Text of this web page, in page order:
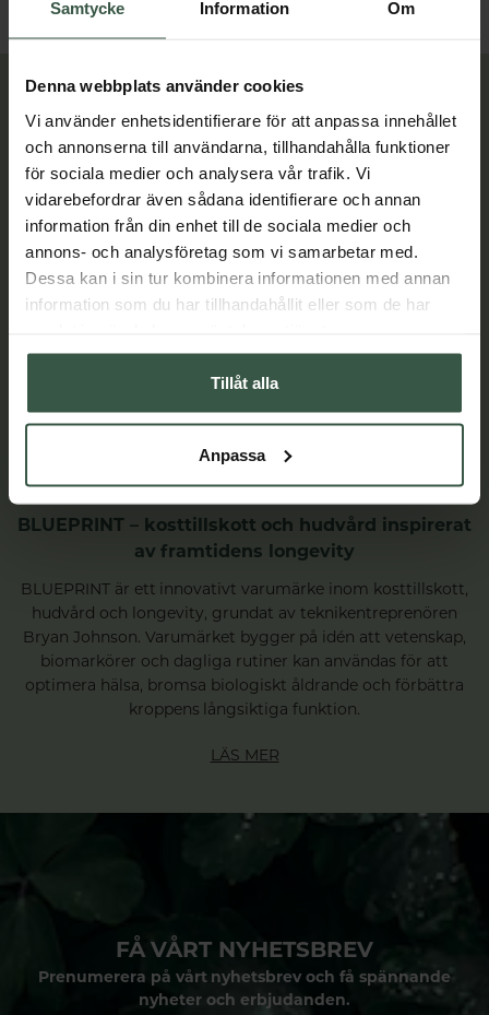
Samtycke Information Om
Denna webbplats använder cookies
Vi använder enhetsidentifierare för att anpassa innehållet
och annonserna till användarna, tillhandahålla funktioner
för sociala medier och analysera vår trafik. Vi
vidarebefordrar även sådana identifierare och annan
information från din enhet till de sociala medier och
annons- och analysföretag som vi samarbetar med.
Dessa kan i sin tur kombinera informationen med annan
information som du har tillhandahållit eller som de har
Tillåt alla
Anpassa
Lär dig mer
BLUEPRINT – kosttillskott och hudvård inspirerat
av framtidens longevity
BLUEPRINT är ett innovativt varumärke inom kosttillskott,
hudvård och longevity, grundat av teknikentreprenören
Bryan Johnson. Varumärket bygger på idén att vetenskap,
biomarkörer och dagliga rutiner kan användas för att
optimera hälsa, bromsa biologiskt åldrande och förbättra
kroppens långsiktiga funktion.
LÄS MER
FÅ VÅRT NYHETSBREV
Prenumerera på vårt nyhetsbrev och få spännande
nyheter och erbjudanden.